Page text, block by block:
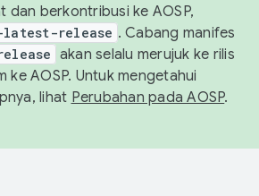
dan berkontribusi ke AOSP,
latest-release . Cabang manifes
akan selalu merujuk ke rilis
ke AOSP. Untuk mengetahui
lihat Perubahan pada AOSP.